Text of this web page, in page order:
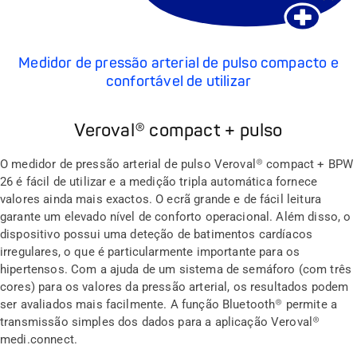
Veroval® compact + pulso
Medidor de pressão arterial de pulso compacto e
confortável de utilizar
O medidor de pressão arterial de pulso Veroval® compact + BPW
26 é fácil de utilizar e a medição tripla automática fornece
valores ainda mais exactos. O ecrã grande e de fácil leitura
garante um elevado nível de conforto operacional. Além disso, o
dispositivo possui uma deteção de batimentos cardíacos
irregulares, o que é particularmente importante para os
hipertensos. Com a ajuda de um sistema de semáforo (com três
cores) para os valores da pressão arterial, os resultados podem
ser avaliados mais facilmente. A função Bluetooth® permite a
transmissão simples dos dados para a aplicação Veroval®
medi.connect.